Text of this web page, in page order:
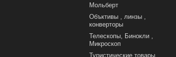
Мольберт
Объктивы , линзы ,
конверторы
Телескопы, Бинокли ,
Микроскоп
Туристические товары